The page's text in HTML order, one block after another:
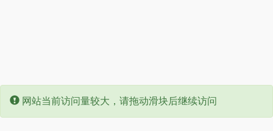
Error:
网站当前访问量较大，请拖动滑块后继续访问